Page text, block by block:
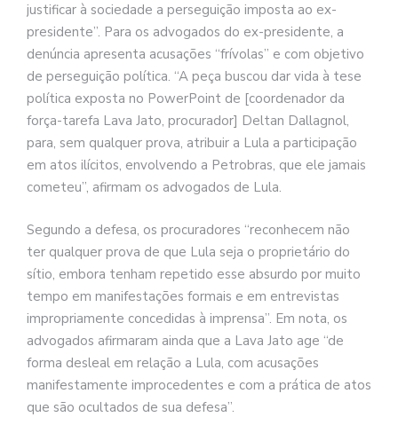
justificar à sociedade a perseguição imposta ao ex-
presidente”. Para os advogados do ex-presidente, a
denúncia apresenta acusações “frívolas” e com objetivo
de perseguição política. “A peça buscou dar vida à tese
política exposta no PowerPoint de [coordenador da
força-tarefa Lava Jato, procurador] Deltan Dallagnol,
para, sem qualquer prova, atribuir a Lula a participação
em atos ilícitos, envolvendo a Petrobras, que ele jamais
cometeu”, afirmam os advogados de Lula.
Segundo a defesa, os procuradores “reconhecem não
ter qualquer prova de que Lula seja o proprietário do
sítio, embora tenham repetido esse absurdo por muito
tempo em manifestações formais e em entrevistas
impropriamente concedidas à imprensa”. Em nota, os
advogados afirmaram ainda que a Lava Jato age “de
forma desleal em relação a Lula, com acusações
manifestamente improcedentes e com a prática de atos
que são ocultados de sua defesa”.